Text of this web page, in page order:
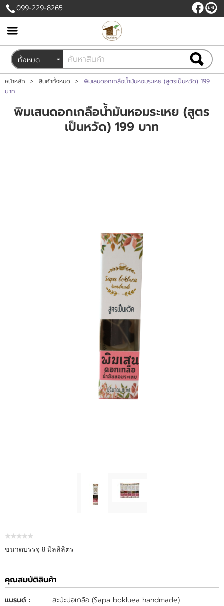
เข้าสู่ระบบ สมัครสมาชิก
สินค้าที่สนใจ( 0 )
หน้าหลัก
099-229-8265
หน้าหลัก > สินค้าทั้งหมด >
พิมเสนดอกเกลือน้ำมันหอมระเหย (สูตรเป็นหวัด) 199
บาท
พิมเสนดอกเกลือน้ำมันหอมระเหย (สูตร
เป็นหวัด) 199 บาท
ขนาดบรรจุ 8 มิลลิลิตร
คุณสมบัติสินค้า
แบรนด์ :
สะป่ะบ่อเกลือ (Sapa bokluea handmade)